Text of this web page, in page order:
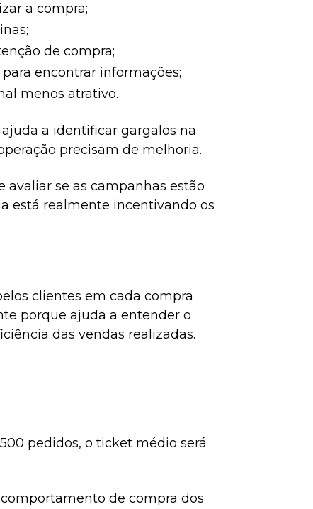
a compra;
de compra;
encontrar informações;
menos atrativo.
a identificar gargalos na
precisam de melhoria.
avaliar se as campanhas estão
está realmente incentivando os
clientes em cada compra
porque ajuda a entender o
das vendas realizadas.
pedidos, o ticket médio será
de compra dos